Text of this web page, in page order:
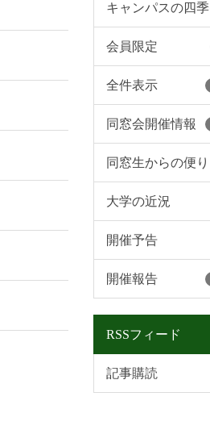
キャンパスの四季
会員限定
全件表示
同窓会開催情報
同窓生からの便り
大学の近況
開催予告
開催報告
RSSフィード
記事購読